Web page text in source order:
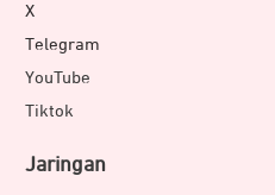
X
Telegram
YouTube
Tiktok
Jaringan